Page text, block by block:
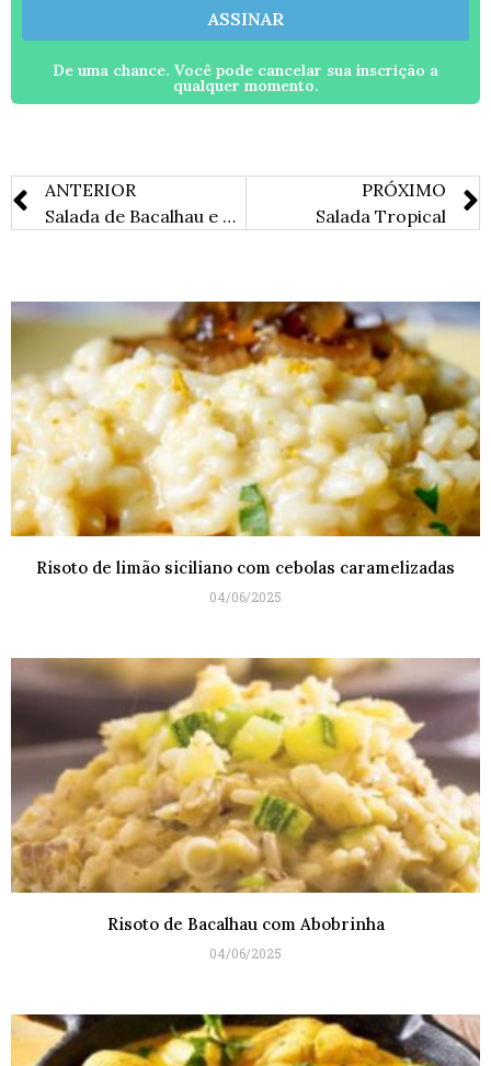
ASSINAR
De uma chance. Você pode cancelar sua inscrição a
qualquer momento.
ANTERIOR
Salada de Bacalhau e Grão-de-Bico
PRÓXIMO
Salada Tropical
Risoto de limão siciliano com cebolas caramelizadas
04/06/2025
Risoto de Bacalhau com Abobrinha
04/06/2025